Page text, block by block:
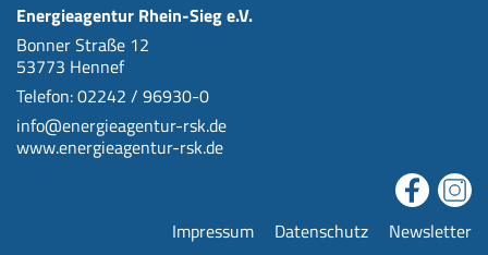
Energieagentur Rhein-Sieg e.V.
Bonner Straße 12
53773 Hennef
Telefon: 02242 / 96930-0
info@energieagentur-rsk.de
www.energieagentur-rsk.de
Impressum Datenschutz Newsletter